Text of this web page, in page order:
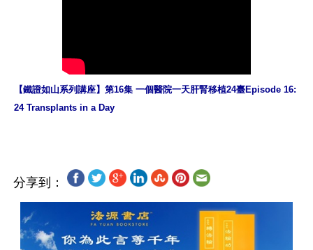
【鐵證如山系列講座】第16集 一個醫院一天肝腎移植24臺Episode 16:
24 Transplants in a Day
分享到：